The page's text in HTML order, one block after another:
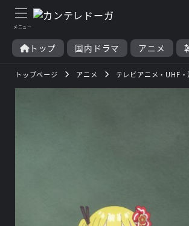
トップ 国内ドラマ アニメ
トップページ アニメ テレビアニメ・UHF